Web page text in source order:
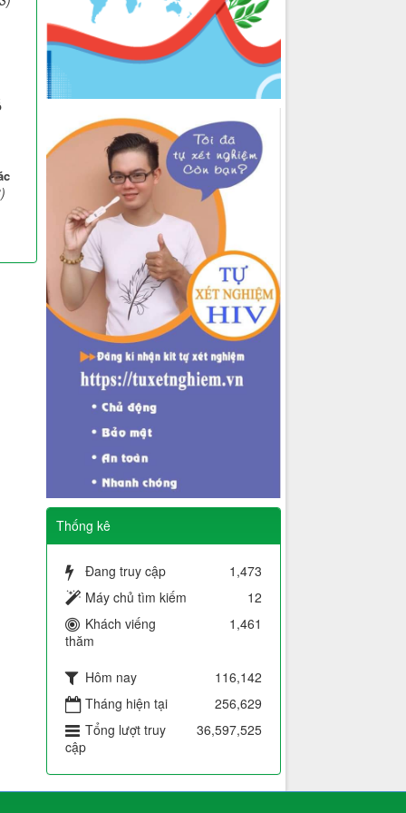
Thống kê
Đang truy cập
1,473
Máy chủ tìm kiếm
12
Khách viếng
thăm
1,461
Hôm nay
116,142
Tháng hiện tại
256,629
Tổng lượt truy
cập
36,597,525